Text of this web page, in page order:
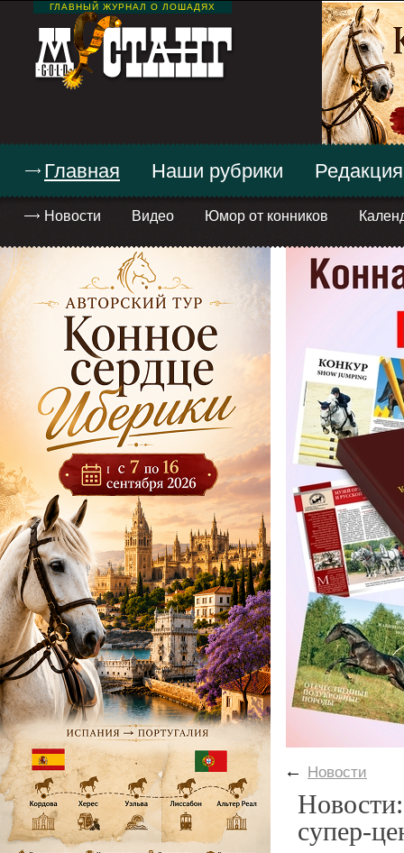
ГЛАВНЫЙ ЖУРНАЛ О ЛОШАДЯХ
Главная
Новости Видео Юмор от конников
Наши рубрики Редакция
← Новости
супер-